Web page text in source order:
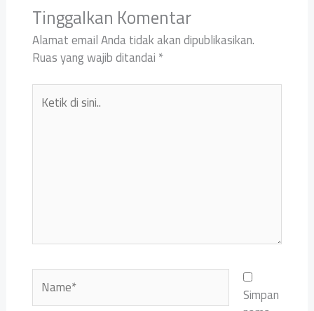
Tinggalkan Komentar
Alamat email Anda tidak akan dipublikasikan.
Ruas yang wajib ditandai*
Ketik
Name*
Simpan